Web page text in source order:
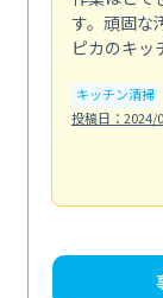
す。頑固な
ピカのキッ
キッチン清掃
投稿日：2024/